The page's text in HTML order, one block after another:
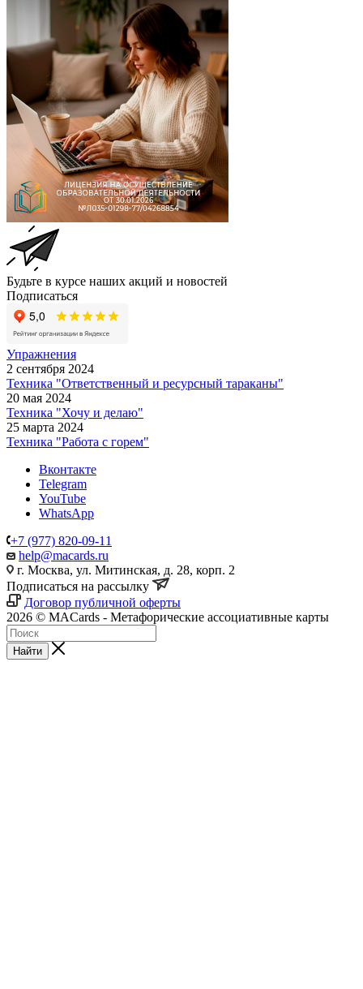
Будьте в курсе наших акций и новостей
Подписаться
Упражнения
2 сентября 2024
Техника "Ответственный и ресурсный тараканы"
20 мая 2024
Техника "Хочу и делаю"
25 марта 2024
Техника "Работа с горем"
Вконтакте
Telegram
YouTube
WhatsApp
+7 (977) 820-09-11
help@macards.ru
г. Москва, ул. Митинская, д. 28, корп. 2
Подписаться на рассылку
Договор публичной оферты
2026 © MACards - Метафорические ассоциативные карты
Найти